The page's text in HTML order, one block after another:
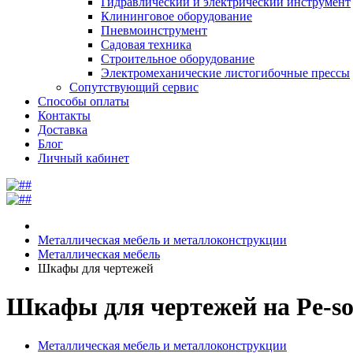
Клининговое оборудование
Пневмоинструмент
Садовая техника
Строительное оборудование
Электромеханические листогибочные прессы
Сопутствующий сервис
Способы оплаты
Контакты
Доставка
Блог
Личный кабинет
Металлическая мебель и металлоконструкции
Металлическая мебель
Шкафы для чертежей
Шкафы для чертежей на Pe-
Металлическая мебель и металлоконструкции